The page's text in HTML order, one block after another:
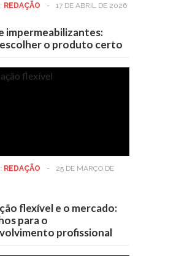
REDAÇÃO - 17 DE ABRIL DE 2026
impermeabilizantes:
o produto certo
REDAÇÃO -
25 DE MARÇO DE
flexível e o mercado:
para o
profissional